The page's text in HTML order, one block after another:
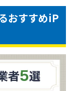
おすすめiP